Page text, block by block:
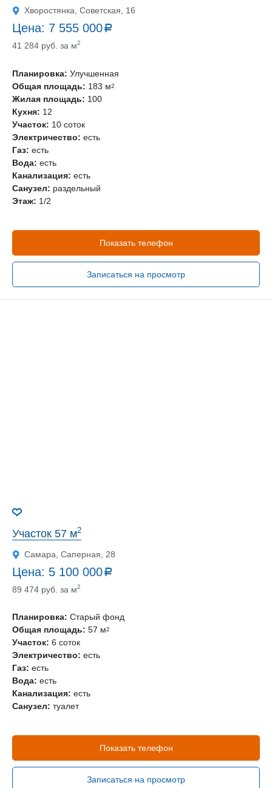
Хворостянка, Советская, 16
Цена: 7 555 000 a
руб.
41 284 руб. за м2
Планировка: Улучшенная
Общая площадь: 183 м2
Жилая площадь: 100
Кухня: 12
Участок: 10 соток
Электричество: есть
Газ: есть
Вода: есть
Канализация: есть
Санузел: раздельный
Этаж: 1/2
Показать телефон
Записаться на просмотр
Участок 57 м2
Самара, Саперная, 28
Цена: 5 100 000 a
руб.
89 474 руб. за м2
Планировка: Старый фонд
Общая площадь: 57 м2
Участок: 6 соток
Электричество: есть
Газ: есть
Вода: есть
Канализация: есть
Санузел: туалет
Показать телефон
Записаться на просмотр